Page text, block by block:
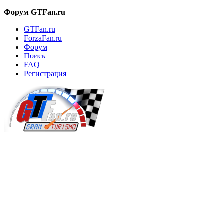
Форум GTFan.ru
GTFan.ru
ForzaFan.ru
Форум
Поиск
FAQ
Регистрация